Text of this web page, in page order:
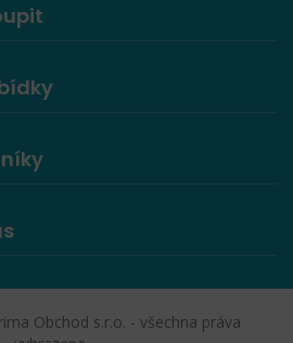
Obchod s.r.o. - všechna práva